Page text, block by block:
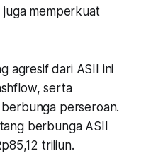
memperkuat
agresif dari ASII ini
serta
perseroan.
berbunga ASII
triliun.